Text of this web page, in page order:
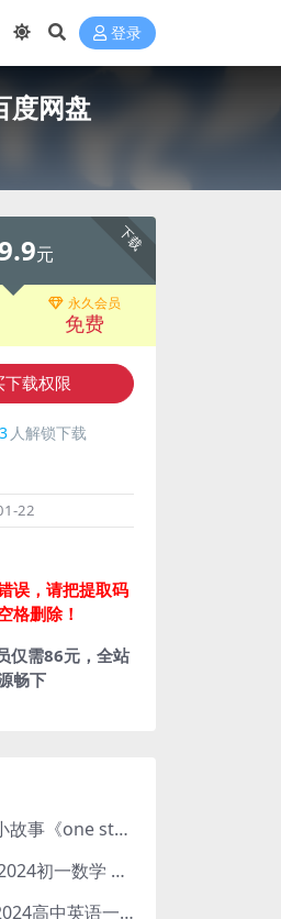
登录
度网盘
下载
元
永久会员
免费
下载权限
人解锁下载
22
误，请把提取码
格删除！
仅需86元，全站
畅下
一天一个小故事《one story a day》初中版 百度网盘分享下载
初中数学 2024初一数学 朱韬数学 S班春季下 A+班春季下 百度云网盘
龙坚英语2024高中英语一轮系统班(全国卷+北京卷)